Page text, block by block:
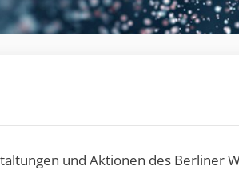
und Aktionen des Berliner